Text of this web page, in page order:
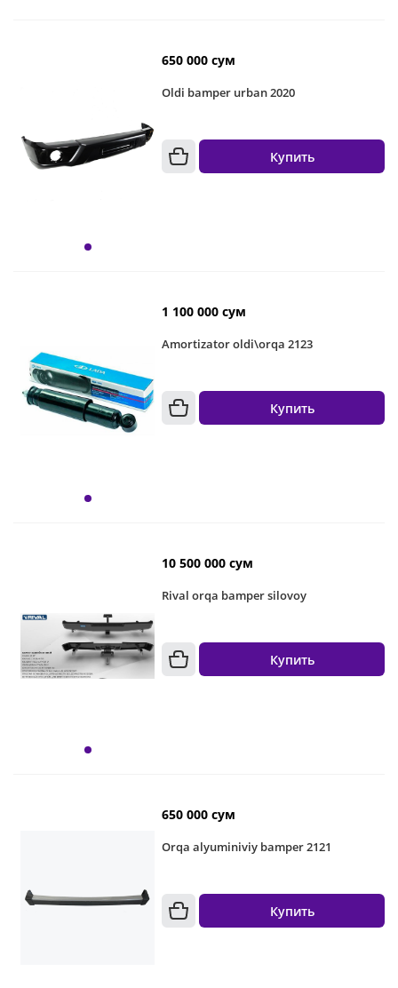
650 000 сум
Oldi bamper urban 2020
Купить
1 100 000 сум
Amortizator oldi\orqa 2123
Купить
10 500 000 сум
Rival orqa bamper silovoy
Купить
650 000 сум
Orqa alyuminiviy bamper 2121
Купить